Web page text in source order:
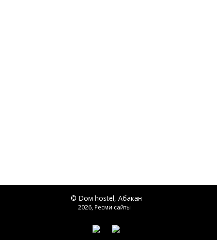
© Dом hostel, Абакан
2026, Ресми сайты